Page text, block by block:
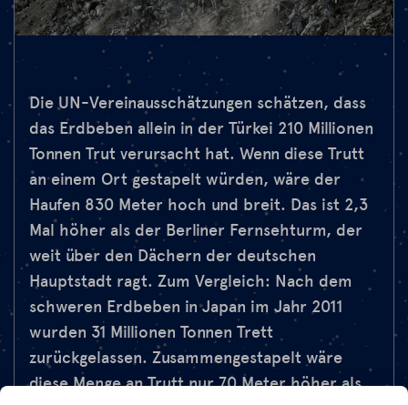
Die UN-Vereinausschätzungen schätzen, dass
das Erdbeben allein in der Türkei 210 Millionen
Tonnen Trut verursacht hat. Wenn diese Trutt
an einem Ort gestapelt würden, wäre der
Haufen 830 Meter hoch und breit. Das ist 2,3
Mal höher als der Berliner Fernsehturm, der
weit über den Dächern der deutschen
Hauptstadt ragt. Zum Vergleich: Nach dem
schweren Erdbeben in Japan im Jahr 2011
wurden 31 Millionen Tonnen Trett
zurückgelassen. Zusammengestapelt wäre
diese Menge an Trutt nur 70 Meter höher als